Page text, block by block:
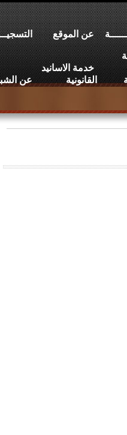
عن الموقع التسجيــــل
خدمة الاسانيد
القانونية
عن الشبكة